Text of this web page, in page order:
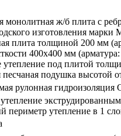
монолитная ж/б плита с
изготовления марки
плита толщиной 200 мм
400х400 мм
утепление под плитой
подушка высотой
рулонная
периметр утепление в 1